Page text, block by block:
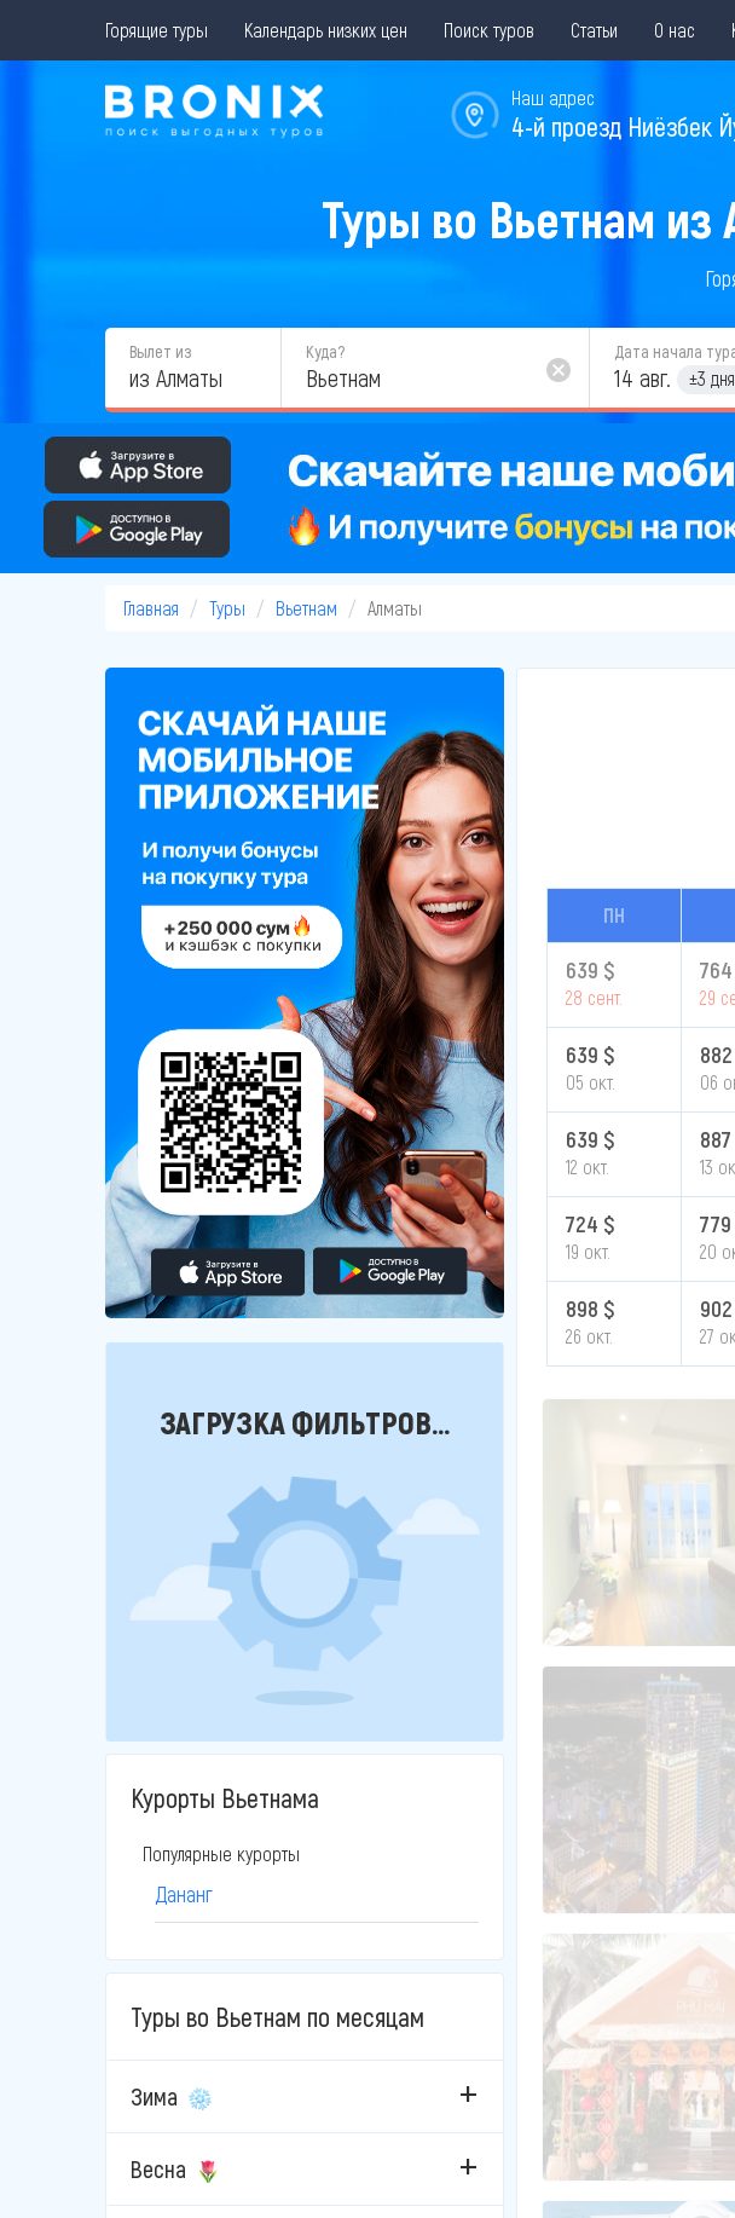
Горящие туры Календарь низких цен Поиск туров Статьи О нас
Наш адрес
4-й проезд Ниёзбек
Туры во Вьетнам из
Вылет из
из Алматы
Куда? Дата начала
14 авг. ±3 дня
Главная Туры Вьетнам Алматы
ЗАГРУЗКА ФИЛЬТРОВ...
Курорты Вьетнама
Популярные курорты
Дананг
Туры во Вьетнам по месяцам
Зима
Весна
ПН
639 $
28 сент. 29
639 $
05 окт. 06
639 $
12 окт. 13
724 $
19 окт. 20
898 $
26 окт. 27